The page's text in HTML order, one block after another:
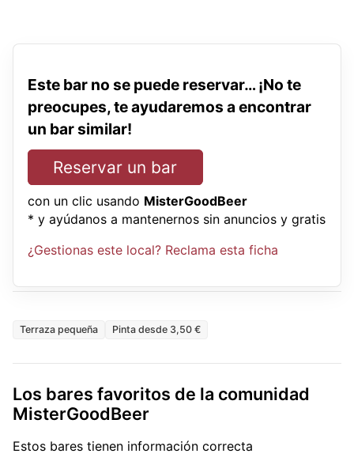
Este bar no se puede reservar… ¡No te
preocupes, te ayudaremos a encontrar
un bar similar!
Reservar un bar
con un clic usando MisterGoodBeer
* y ayúdanos a mantenernos sin anuncios y gratis
¿Gestionas este local? Reclama esta ficha
Terraza pequeña Pinta desde 3,50 €
Los bares favoritos de la comunidad
MisterGoodBeer
Estos bares tienen información correcta